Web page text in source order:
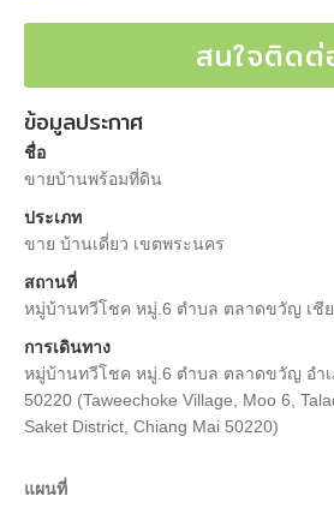
สนใจติดต่
ข้อมูลประกาศ
ชื่อ
ขายบ้านพร้อมที่ดิน
ประเภท
ขาย บ้านเดี่ยว เขตพระนคร
สถานที่
หมู่บ้านทวีโชค หมู่.6 ตำบล ตลาดขวัญ เชีย
การเดินทาง
หมู่บ้านทวีโชค หมู่.6 ตำบล ตลาดขวัญ อำเ
50220 (Taweechoke Village, Moo 6,
Saket District, Chiang Mai 50220)
แผนที่